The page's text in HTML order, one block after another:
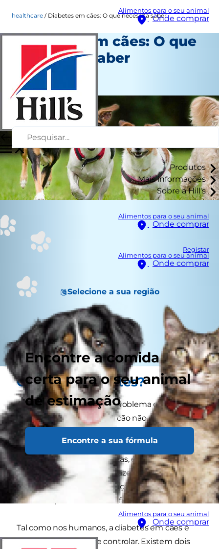
Alimentos para o seu animal
Onde comprar
Produtos
Mais informações
Sobre a Hill's
Alimentos para o seu animal
Onde comprar
Registar
Alimentos para o seu animal
Onde comprar
Selecione a sua região
Encontre a comida
certa para o seu animal
de estimação
Encontre a sua fórmula
Alimentos para o seu animal
Onde comprar
healthcare Diabetes em cães: O que necessita saber
Diabetes em cães: O que
necessita saber
Saúde
Autor da equipe
O que é a diabetes?
A diabetes mellitus é um problema que se
desenvolve quando o seu cão não consegue
utilizar o açúcar (glicose) eficazmente e controlar
os seus níveis de açúcar no sangue. A insulina,
que é produzida no pâncreas, é essencial para
regular a utilização e o armazenamento de
glicose no sangue. A produção insuficiente de
insulina é potencialmente fatal.
Tal como nos humanos, a diabetes em cães é
grave, mas possível de controlar. Existem dois